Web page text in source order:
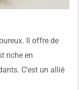
Il offre de
riche en
C’est un allié